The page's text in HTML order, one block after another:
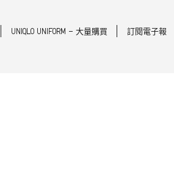
UNIQLO UNIFORM - 大量購買 訂閱電子報